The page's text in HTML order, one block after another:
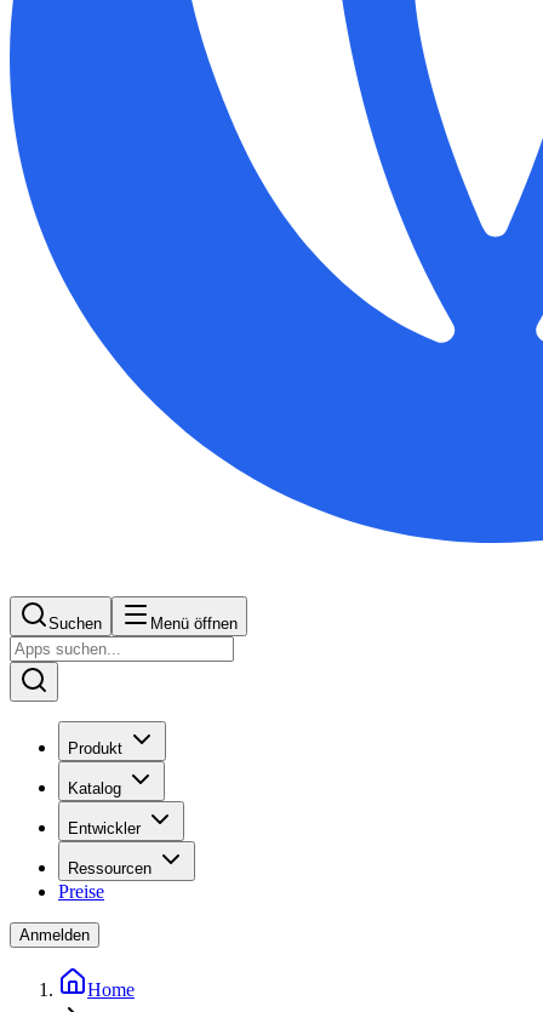
Suchen Menü öffnen
Produkt
Katalog
Entwickler
Ressourcen
Preise
Anmelden
Home